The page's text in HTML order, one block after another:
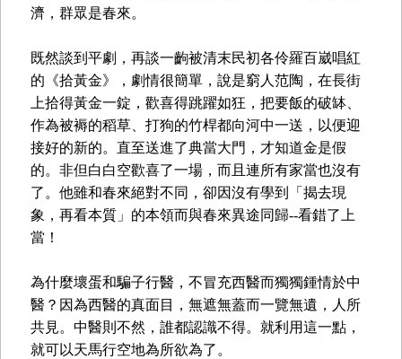
濟，群眾是春來。
既然談到平劇，再談一齣被清末民初各伶羅百崴唱紅
的《拾黃金》，劇情很簡單，說是窮人范陶，在長街
上拾得黃金一錠，歡喜得跳躍如狂，把要飯的破缽、
作為被褥的稻草、打狗的竹桿都向河中一送，以便迎
接好的新的。直至送進了典當大門，才知道金是假
的。非但白白空歡喜了一場，而且連所有家當也沒有
了。他雖和春來絕對不同，卻因沒有學到「揭去現
象，再看本質」的本領而與春來異途同歸--看錯了上
當！
為什麼壞蛋和騙子行醫，不冒充西醫而獨獨鍾情於中
醫？因為西醫的真面目，無遮無蓋而一覽無遺，人所
共見。中醫則不然，誰都認識不得。就利用這一點，
就可以天馬行空地為所欲為了。